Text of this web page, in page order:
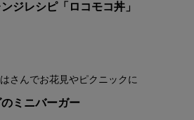
ジレシピ「ロコモコ丼」
さんでお花見やピクニックに
ミニバーガー